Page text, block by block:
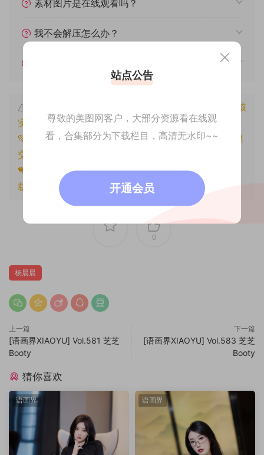
素材图片是在线观看吗？
我不会解压怎么办？
本文资源仅供个人参考学习，请勿批量搬运，一经核
实将封禁账号权限！
💚本文资源均来源网友分享，若侵犯了您的权益可以提
交工单处理。
🧡原文链接：https://www.znjfg.com/1864.html
载请注明出处。
0
杨晨晨
上一篇
[语画界XIAOYU] Vol.581 芝芝
Booty
下一篇
[语画界XIAOYU] Vol.583 芝芝
Booty
猜你喜欢
语画界 语画界
站点公告
尊敬的美图网客户，大部分资源看在线观
看，合集部分为下载栏目，高清无水印~~
开通会员